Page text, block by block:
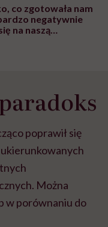
co zgotowała nam
negatywnie
na naszą
poprawił się
Można
w porównaniu do